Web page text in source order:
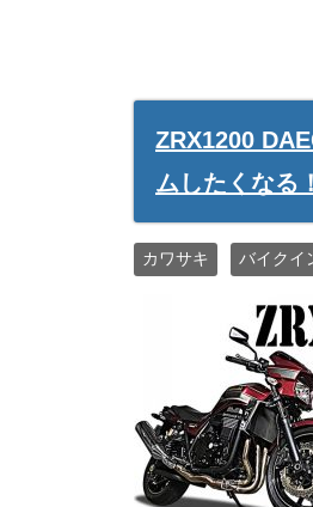
ZRX1200
ムしたくなる！
カワサキ バイクイ